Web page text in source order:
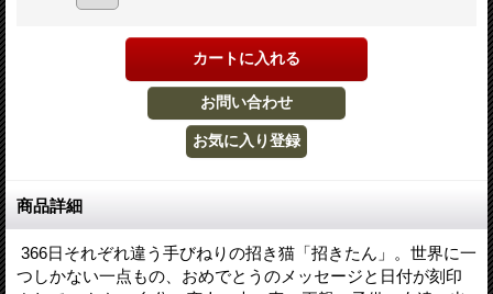
商品詳細
366日それぞれ違う手びねりの招き猫「招きたん」。世界に一
つしかない一点もの、おめでとうのメッセージと日付が刻印